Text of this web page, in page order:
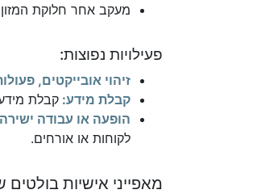
מעקב אחר חלוקת המזון,
פעילויות נפוצות:
זיהוי אובייקטים,
קבלת מידע: קבלת
הופעה או עבודה
לקוחות או אורחים.
מאפייני אישיות